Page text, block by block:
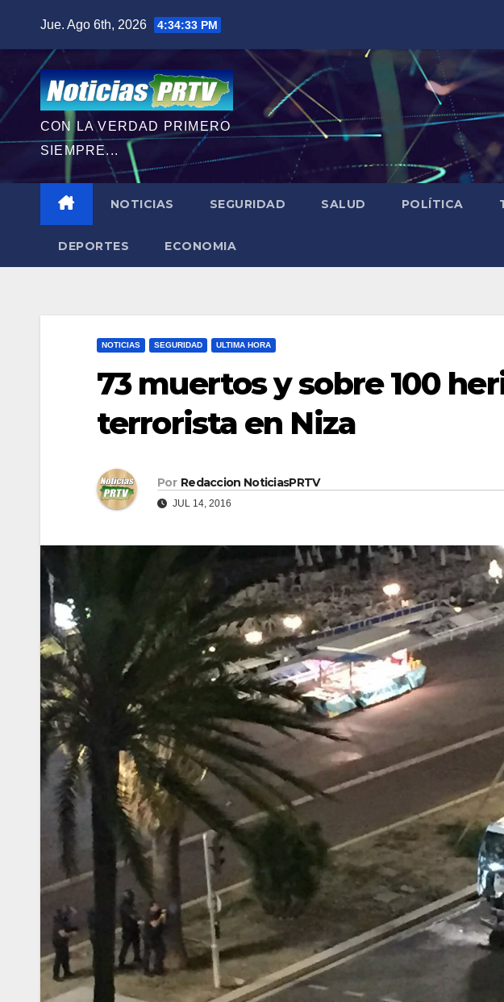
contenido
Jue. Ago 6th, 2026 4:34:35 PM
CON LA VERDAD PRIMERO
SIEMPRE...
NOTICIAS SEGURIDAD SALUD POLÍTICA
DEPORTES ECONOMIA
NOTICIAS SEGURIDAD ULTIMA HORA
73 muertos y sobre 100
terrorista en Niza
Por Redaccion NoticiasPRTV
JUL 14, 2016